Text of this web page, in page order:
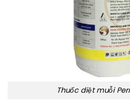
Thuốc diệt muỗi